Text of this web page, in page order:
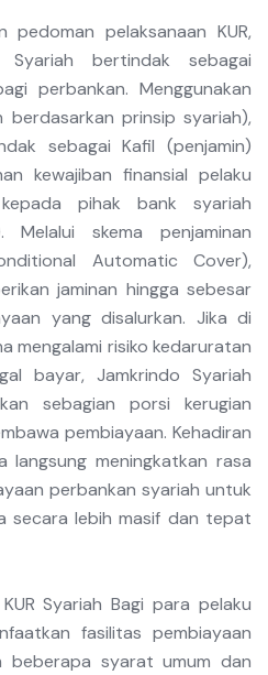
pedoman pelaksanaan KUR,
bertindak sebagai
perbankan. Menggunakan
berdasarkan prinsip syariah),
sebagai Kafil (penjamin)
kewajiban finansial pelaku
pihak bank syariah
Melalui skema penjaminan
Automatic Cover),
jaminan hingga sebesar
yang disalurkan. Jika di
mengalami risiko kedaruratan
bayar, Jamkrindo Syariah
sebagian porsi kerugian
pembiayaan. Kehadiran
langsung meningkatkan rasa
perbankan syariah untuk
secara lebih masif dan tepat
Syariah Bagi para pelaku
fasilitas pembiayaan
beberapa syarat umum dan